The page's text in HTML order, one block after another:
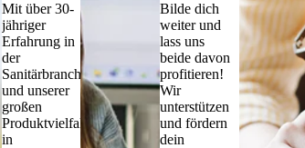
Mit über 30-
jähriger
Erfahrung in
der
Sanitärbranche
und unserer
großen
Produktvielfalt
in
Bilde dich
weiter und
lass uns
beide davon
profitieren!
Wir
unterstützen
und fördern
dein